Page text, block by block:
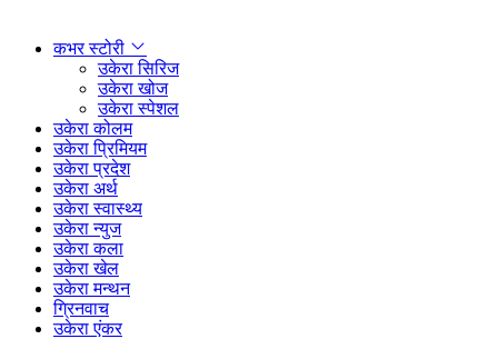
कभर स्टोरी
उकेरा सिरिज
उकेरा खोज
उकेरा स्पेशल
उकेरा कोलम
उकेरा प्रिमियम
उकेरा प्रदेश
उकेरा अर्थ
उकेरा स्वास्थ्य
उकेरा न्युज
उकेरा कला
उकेरा खेल
उकेरा मन्थन
ग्रिनवाच
उकेरा एंकर